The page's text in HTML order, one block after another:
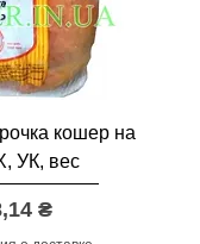
кошер на
УК, вес
₴